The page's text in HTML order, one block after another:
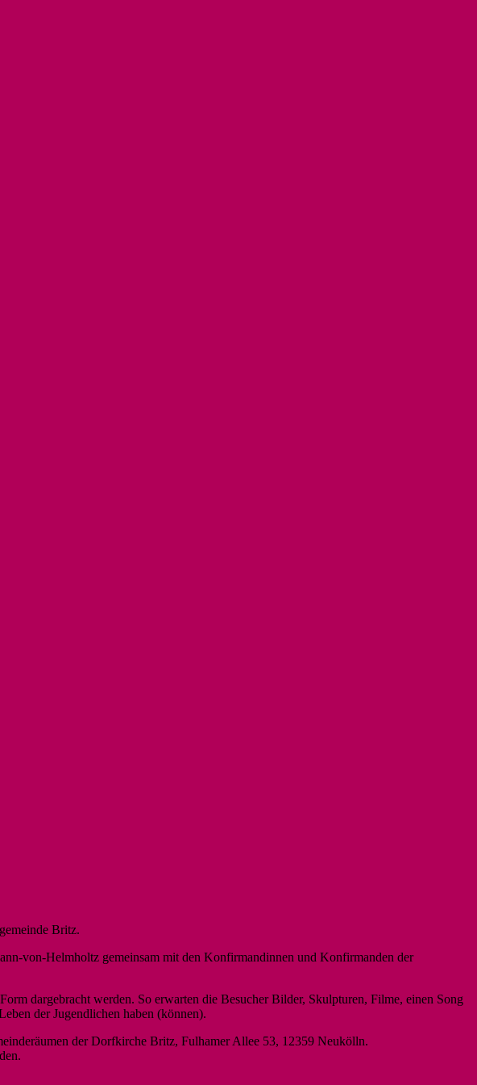
Britz.
von-Helmholtz gemeinsam mit den Konfirmandinnen und Konfirmanden der
dargebracht werden. So erwarten die Besucher Bilder, Skulpturen, Filme, einen Song
der Jugendlichen haben (können).
der Dorfkirche Britz, Fulhamer Allee 53, 12359 Neukölln.